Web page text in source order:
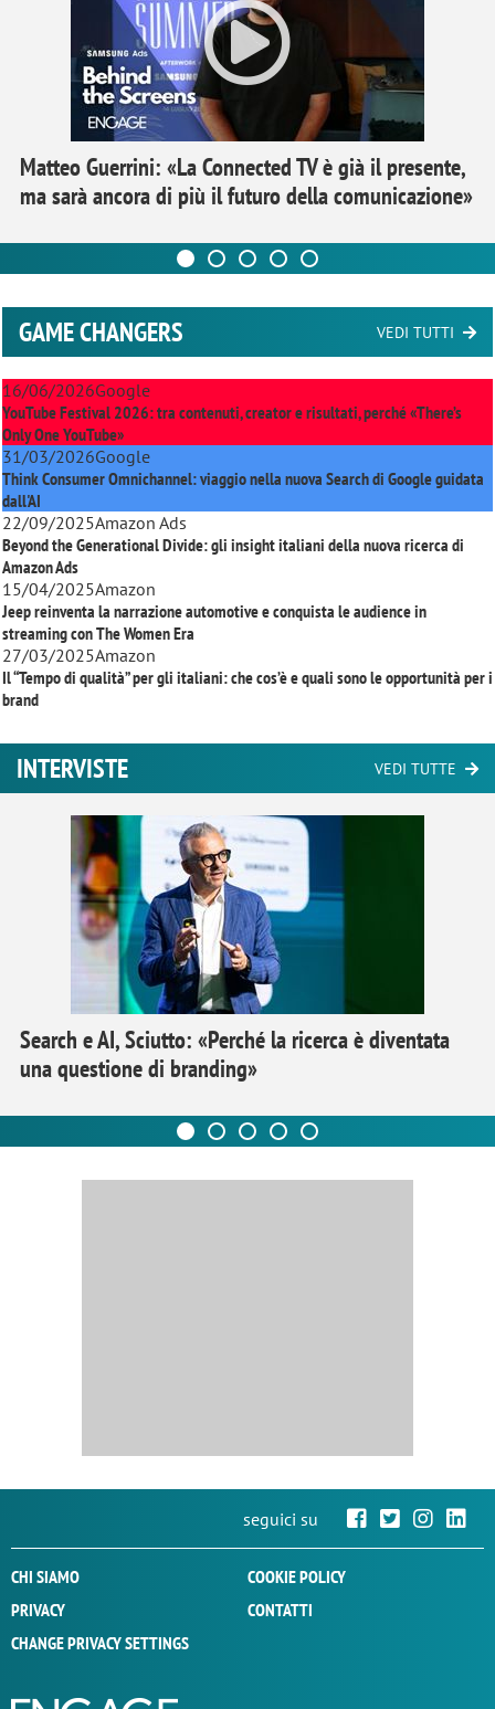
Matteo Guerrini: «La Connected TV è già il presente,
ma sarà ancora di più il futuro della comunicazione»
GAME CHANGERS VEDI TUTTI
16/06/2026Google
YouTube Festival 2026: tra contenuti, creator e risultati, perché «There’s
Only One YouTube»
31/03/2026Google
Think Consumer Omnichannel: viaggio nella nuova Search di Google guidata
dall'AI
22/09/2025Amazon Ads
Beyond the Generational Divide: gli insight italiani della nuova ricerca di
Amazon Ads
15/04/2025Amazon
Jeep reinventa la narrazione automotive e conquista le audience in
streaming conThe Women Era
27/03/2025Amazon
Il “Tempo di qualità” per gli italiani: che cos’è e quali sono le opportunità per i
brand
INTERVISTE VEDI TUTTE
Search e AI, Sciutto: «Perché la ricerca è diventata
una questione di branding»
seguici su
CHI SIAMO
COOKIE POLICY
PRIVACY
CONTATTI
CHANGE PRIVACY SETTINGS